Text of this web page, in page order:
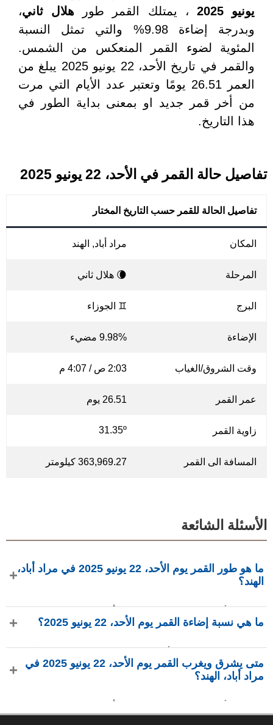
يونيو 2025
، يمتلك القمر طور هلال ثاني،
وبدرجة إضاءة 9.98% والتي تمثل النسبة
المئوية لضوء القمر المنعكس من الشمس.
والقمر في تاريخ الأحد، 22 يونيو 2025 يبلغ من
العمر 26.51 يومًا وتعتبر عدد الأيام التي مرت
من أخر قمر جديد او بمعنى بداية الطور في
هذا التاريخ.
تفاصيل حالة القمر في الأحد، 22 يونيو 2025
تفاصيل الحالة للقمر حسب التاريخ المختار
المكان مراد أباد, الهند
المرحلة 🌘 هلال ثاني
البرج ♊ الجوزاء
الإضاءة 9.98% مضيء
وقت الشروق/الغياب 2:03 ص / 4:07 م
عمر القمر 26.51 يوم
زاوية القمر 31.35º
المسافة الى القمر 363,969.27 كيلومتر
الأسئلة الشائعة
ما هو طور القمر يوم الأحد، 22 يونيو 2025 في مراد أباد،
الهند؟
هلال ثاني بإضاءة 9.98%، عمره 26.51 يومًا، ويقع في كوكبة الثورما هي نسبة إضاءة القمر يوم الأحد، 22 يونيو 2025؟
phasesmoon.com.
متى يشرق ويغرب القمر يوم الأحد، 22 يونيو 2025 في
مراد أباد، الهند؟